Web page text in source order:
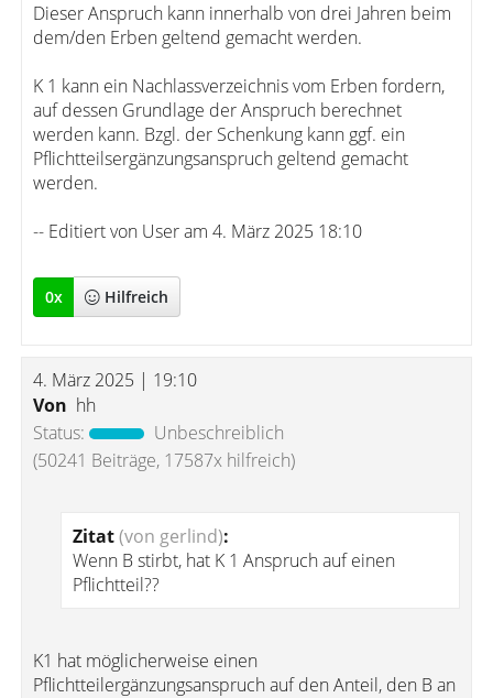
Dieser Anspruch kann innerhalb von drei Jahren beim
dem/den Erben geltend gemacht werden.
K 1 kann ein Nachlassverzeichnis vom Erben fordern,
auf dessen Grundlage der Anspruch berechnet
werden kann. Bzgl. der Schenkung kann ggf. ein
Pflichtteilsergänzungsanspruch geltend gemacht
werden.
-- Editiert von User am 4. März 2025 18:10
0x Hilfreich
4. März 2025 | 19:10
Von hh
Status:
Unbeschreiblich
(50241 Beiträge, 17587x hilfreich)
Zitat(von gerlind):
Wenn B stirbt, hat K 1 Anspruch auf einen
Pflichtteil??
K1 hat möglicherweise einen
Pflichtteilergänzungsanspruch auf den Anteil, den B an